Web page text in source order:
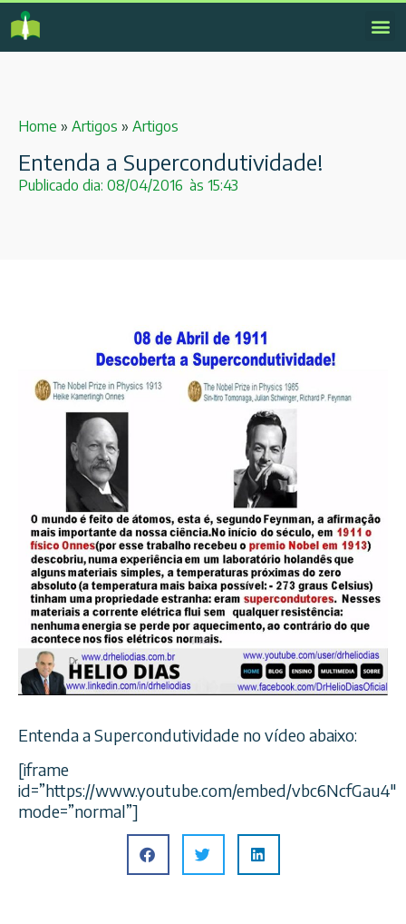
Home » Artigos » Artigos
Entenda a Supercondutividade!
Publicado dia: 08/04/2016 às 15:43
Entenda a Supercondutividade no vídeo abaixo:
[iframe
id=”https://www.youtube.com/embed/vbc6NcfGau4″
mode=”normal”]